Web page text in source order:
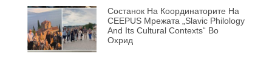
Состанок На Координаторите На
CEEPUS Мрежата „Slavic Philology
And Its Cultural Contexts“ Во
Охрид